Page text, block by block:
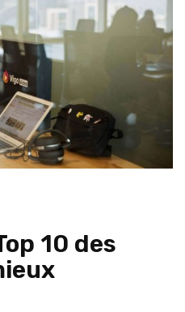
10 des